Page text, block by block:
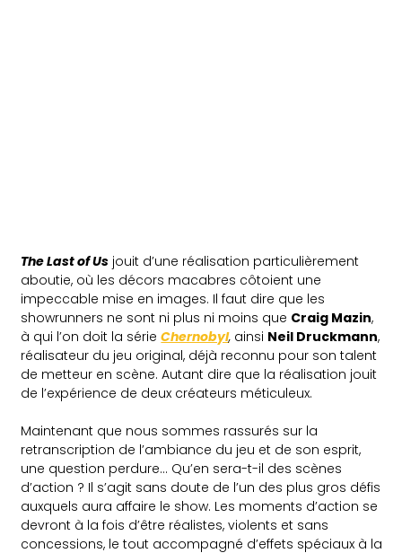
The Last of Us jouit d’une réalisation particulièrement
aboutie, où les décors macabres côtoient une
impeccable mise en images. Il faut dire que les
showrunners ne sont ni plus ni moins que Craig Mazin,
à qui l’on doit la sérieChernobyl, ainsi Neil Druckmann,
réalisateur du jeu original, déjà reconnu pour son talent
de metteur en scène. Autant dire que la réalisation jouit
de l’expérience de deux créateurs méticuleux.
Maintenant que nous sommes rassurés sur la
retranscription de l’ambiance du jeu et de son esprit,
une question perdure… Qu’en sera-t-il des scènes
d’action ? Il s’agit sans doute de l’un des plus gros défis
auxquels aura affaire le show. Les moments d’action se
devront à la fois d’être réalistes, violents et sans
concessions, le tout accompagné d’effets spéciaux à la